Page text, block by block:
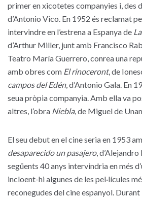
primer en xicotetes companyies i, des
d’Antonio Vico. En 1952 és reclamat
intervindre en l’estrena a Espanya de
d’Arthur Miller, junt amb Francisco
Teatro María Guerrero, conrea una
amb obres com El rinoceront, de
campos del Edén, d’Antonio Gala. En
seua pròpia companyia. Amb ella va
altres, l’obra Niebla, de Miguel de
El seu debut en el cine seria en 1953
desaparecido un pasajero,
següents 40 anys intervindria en més
incloent-hi algunes de les pel·lícules
reconegudes del cine espanyol.